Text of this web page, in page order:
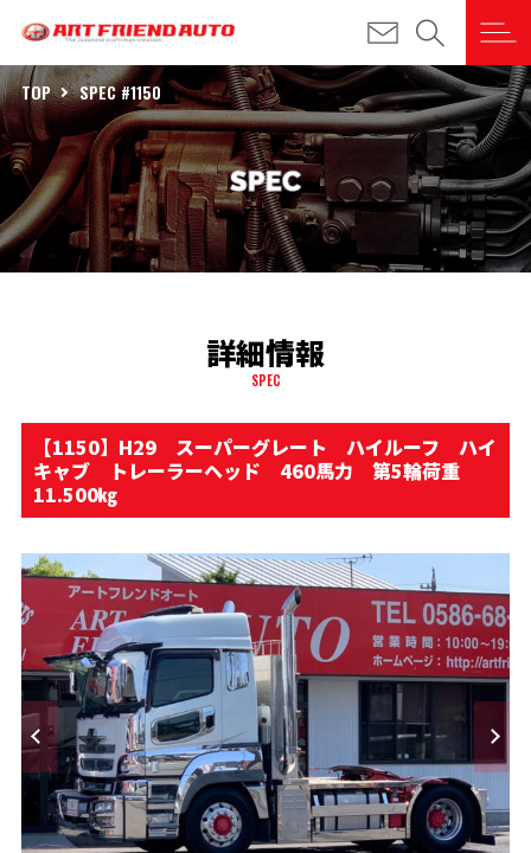
TOP SPEC #1150
詳細情報
SPEC
【1150】H29 スーパーグレート ハイルーフ ハイ
キャブ トレーラーヘッド 460馬力 第5輪荷重
11.500㎏